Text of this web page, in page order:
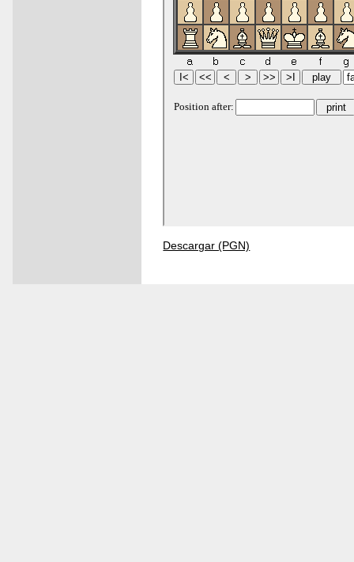
Descargar (PGN)